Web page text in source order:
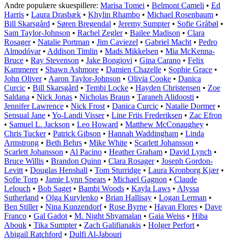
Andre populære skuespillere: Marisa Tomei • Belmont Cameli • Ed
Harris • Laura Drasbæk • Khylin Rhambo • Michael Rosenbaum •
Bill Skarsgård • Søren Bregendal • Jeremy Sumpter• Sofie Gråbøl •
Sam Taylor-Johnson • Rachel Zegler• Bailee Madison • Clara
Rosager• Natalie Portman • Jim Caviezel • Gabriel Macht • Pedro
Almodóvar• Addison Timlin • Mads Mikkelsen • Mia McKenna-
Bruce • Ray Stevenson • Jake Bongiovi • Gina Carano • Felix
Kammerer• Shawn Ashmore • Damien Chazelle • Sophie Grace •
John Oliver• Aaron Taylor-Johnson • Olivia Cooke • Danica
Curcic • Bill Skarsgård • Tembi Locke • Hayden Christensen • Zoe
Saldana • Nick Jonas • Nicholas Braun • Taraneh Alidoosti •
Jennifer Lawrence • Nick Frost • Danica Curcic • Natalie Dormer•
Sensual Jane • Yo-Landi Visser• Line Friis Frederiksen • Zac Efron
• Samuel L. Jackson • Leo Howard • Matthew McConaughey •
Chris Tucker• Patrick Gibson • Hannah Waddingham • Linda
Armstrong • Beth Behrs • Mike White • Scarlett Johansson •
Scarlett Johansson • Al Pacino • Heather Graham • David Lynch •
Bruce Willis • Brandon Quinn • Clara Rosager• Joseph Gordon-
Levitt • Douglas Henshall • Tom Sturridge • Laura Kronborg Kjær•
Sofie Torp • Jamie Lynn Spears • Michael Gagnon • Claude
Lelouch • Bob Saget • Bambi Woods • Kayla Laws • Alyssa
Sutherland • Olga Kurylenko • Brian Hallisay • Logan Lerman •
Ben Stiller• Nina Kunzendorf• Rose Byrne • Havan Flores • Dave
Franco • Gal Gadot • M. Night Shyamalan • Gaia Weiss • Hiba
Abouk • Tika Sumpter• Zach Galifianakis • Holger Perfort •
Abigail Ratchford • Dulfi Al-Jabouri